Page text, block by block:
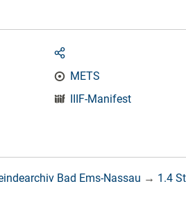
METS
IIIF-Manifest
Bad Ems-Nassau → 1.4